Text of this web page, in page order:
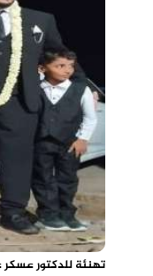
تهنئة للدكتور